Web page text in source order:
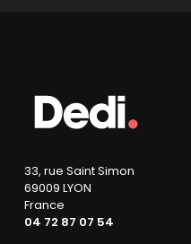
33, rue Saint Simon
69009 LYON
France
04 72 87 07 54